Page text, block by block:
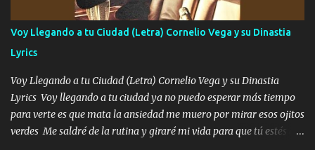
quiero contigo que seas dichosa al estar conmigo Y ya borracho
contéstame la llamada pa dedicarte unas bonitas palabras así
borracho me animo a decirte todo y puedo describirlo mucho que
me encantes Decirte que me siento muy feliz y emocionado por
tenerte aquí espero que quiera...
Voy Llegando a tu Ciudad (Letra) Cornelio Vega y su Dinastia
Lyrics
Voy Llegando a tu Ciudad (Letra) Cornelio Vega y su Dinastia
Lyrics Voy llegando a tu ciudad ya no puedo esperar más tiempo
para verte es que mata la ansiedad me muero por mirar esos ojitos
verdes Me saldré de la rutina y giraré mi vida para que tú estés en